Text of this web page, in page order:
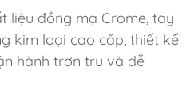
liệu đồng mạ Crome, tay
kim loại cao cấp, thiết kế
hành trơn tru và dễ